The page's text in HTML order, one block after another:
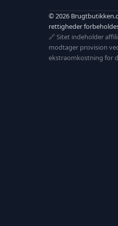
© 2026
rettigheder
🔗 Sitet indeholder
modtager provision
ekstraomkostning for